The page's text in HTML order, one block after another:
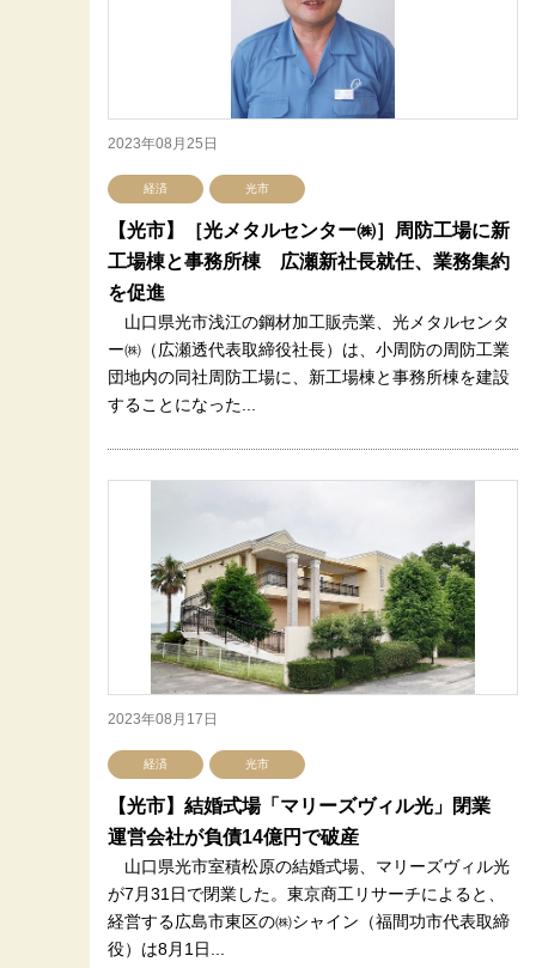
2023年08月25日
経済 光市
【光市】［光メタルセンター㈱］周防工場に新
工場棟と事務所棟 広瀬新社長就任、業務集約
を促進
山口県光市浅江の鋼材加工販売業、光メタルセンタ
ー㈱（広瀬透代表取締役社長）は、小周防の周防工業
団地内の同社周防工場に、新工場棟と事務所棟を建設
することになった...
2023年08月17日
経済 光市
【光市】結婚式場「マリーズヴィル光」閉業
運営会社が負債14億円で破産
山口県光市室積松原の結婚式場、マリーズヴィル光
が7月31日で閉業した。東京商工リサーチによると、
経営する広島市東区の㈱シャイン（福間功市代表取締
役）は8月1日...